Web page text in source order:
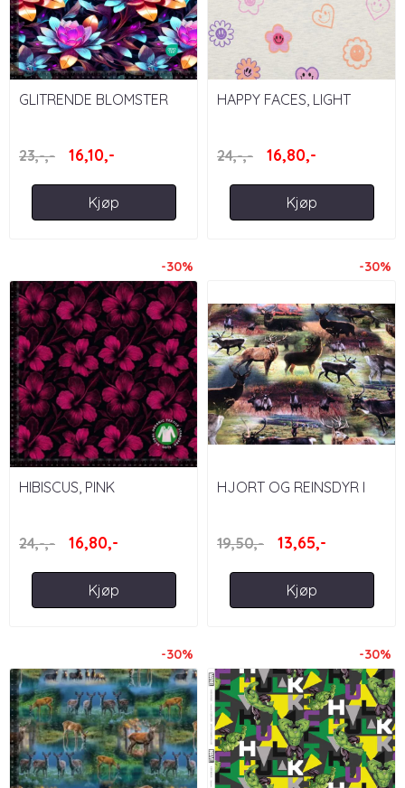
GLITRENDE BLOMSTER
23,-,- 16,10,-
Kjøp
HAPPY FACES, LIGHT
24,-,-
16,80,-
Kjøp
-30%
HIBISCUS, PINK
24,-,- 16,80,-
Kjøp
-30%
HJORT OG REINSDYR I
19,50,-
13,65,-
Kjøp
-30% -30%